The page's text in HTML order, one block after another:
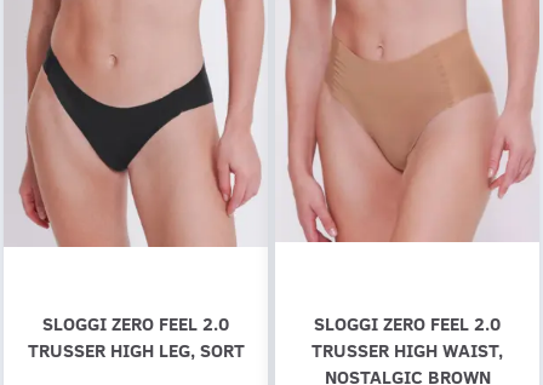
SLOGGI ZERO FEEL 2.0
TRUSSER HIGH LEG, SORT
SLOGGI ZERO FEEL 2.0
TRUSSER HIGH WAIST,
NOSTALGIC BROWN